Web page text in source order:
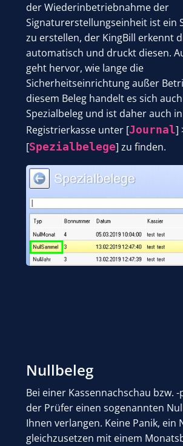
der Wiederinbetriebnahme der
Signaturerstellungseinheit ist ein
zu erstellen, der KingBill erkennt
automatisch und druckt diesen.
geht hervor, wie lange die
Sicherheitseinrichtung außer
diesem Beleg handelt es sich
Spezialbeleg und ist daher auch
Registrierkasse unter [Journal]
[Spezialbelege] zu finden.
Nullbeleg
Bei einer Kassennachschau bzw.
der Prüfer einen sogenannten
Ihnen verlangen. Keine Panik, ein
gleichzusetzen mit einem